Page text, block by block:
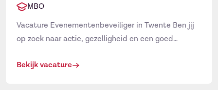
MBO
Vacature Evenementenbeveiliger in Twente Ben jij
op zoek naar actie, gezelligheid en een goed
en op de vetste festivals? Via
Bekijk vacature